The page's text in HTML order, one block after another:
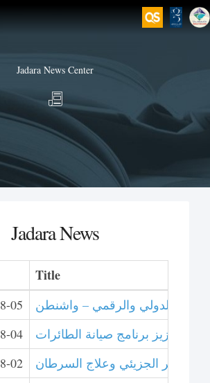
Jadara News Center
Jadara News
Title
05
الدولي والرقمي – واشنطن
04
لتعزيز برنامج صيانة الطائرات
02
الجزيئي وعلاج السرطان